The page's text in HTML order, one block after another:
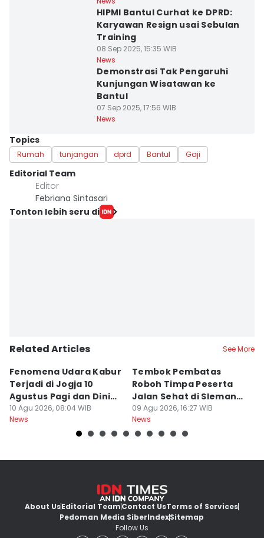
HIPMI Bantul Curhat ke DPRD:
Karyawan Resign usai Sebulan
Training
08 Sep 2025, 15:35 WIB
News
Demonstrasi Tak Pengaruhi
Kunjungan Wisatawan ke
Bantul
07 Sep 2025, 17:56 WIB
News
Topics
Rumah tunjangan dprd Bantul Gaji
Editorial Team
Editor
Febriana Sintasari
Tonton lebih seru di
Related Articles See More
Fenomena Udara Kabur
Terjadi di Jogja 10
Agustus Pagi dan Dini
Hari
10 Agu 2026, 08:04 WIB
News
Tembok Pembatas
Roboh Timpa Peserta
Jalan Sehat di Sleman,
10 Orang Luka
09 Agu 2026, 16:27 WIB
News
About UsEditorial TeamContact UsTerms of Services
Pedoman Media SiberIndexSitemap
Follow Us